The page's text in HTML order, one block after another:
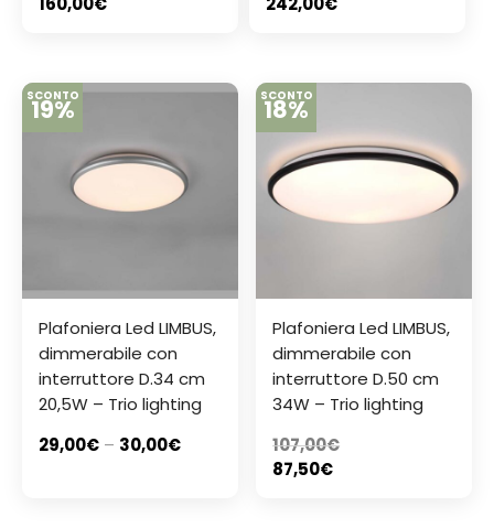
SCONTO
19%
Plafoniera Led LIMBUS,
dimmerabile con
interruttore D.34 cm
20,5W – Trio lighting
29,00€ – 30,00€
SCONTO
18%
Plafoniera Led LIMBUS,
dimmerabile con
interruttore D.50 cm
34W – Trio lighting
107,00€
87,50€